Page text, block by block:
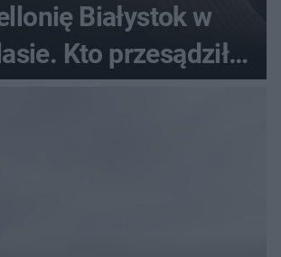
Białystok w
Kto przesądził o